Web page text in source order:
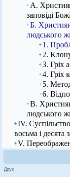
А.
заповіді
Б.
людського
1.
2.
3. Гріх
4. Гріх
5.
6.
В.
людського
IV.
восьма і десята
V.
Друк